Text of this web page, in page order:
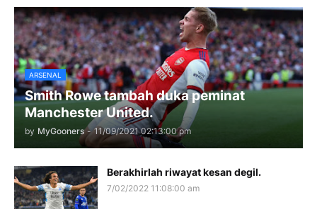
ARSENAL
Smith Rowe tambah duka peminat
Manchester United.
by MyGooners - 11/09/2021 02:13:00 pm
Berakhirlah riwayat kesan degil.
7/02/2022 11:08:00 am